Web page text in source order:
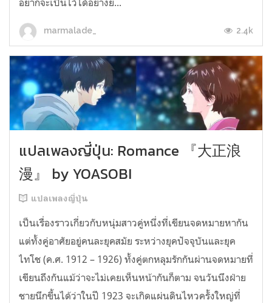
marmalade_ 2.4k
แปลเพลงญี่ปุ่น: Romance 『大正浪
漫』 by YOASOBI
แปลเพลงญี่ปุ่น
เป็นเรื่องราวเกี่ยวกับหนุ่มสาวคู่หนึ่งที่เขียนจดหมายหากัน
แต่ทั้งคู่อาศัยอยู่คนละยุคสมัย ระหว่างยุคปัจจุบันและยุค
ไทโช (ค.ศ. 1912 – 1926) ทั้งคู่ตกหลุมรักกันผ่านจดหมายที่
เขียนถึงกันแม้ว่าจะไม่เคยเห็นหน้ากันก็ตาม จนวันนึงฝ่าย
ชายนึกขึ้นได้ว่าในปี 1923 จะเกิดแผ่นดินไหวครั้งใหญ่ที่